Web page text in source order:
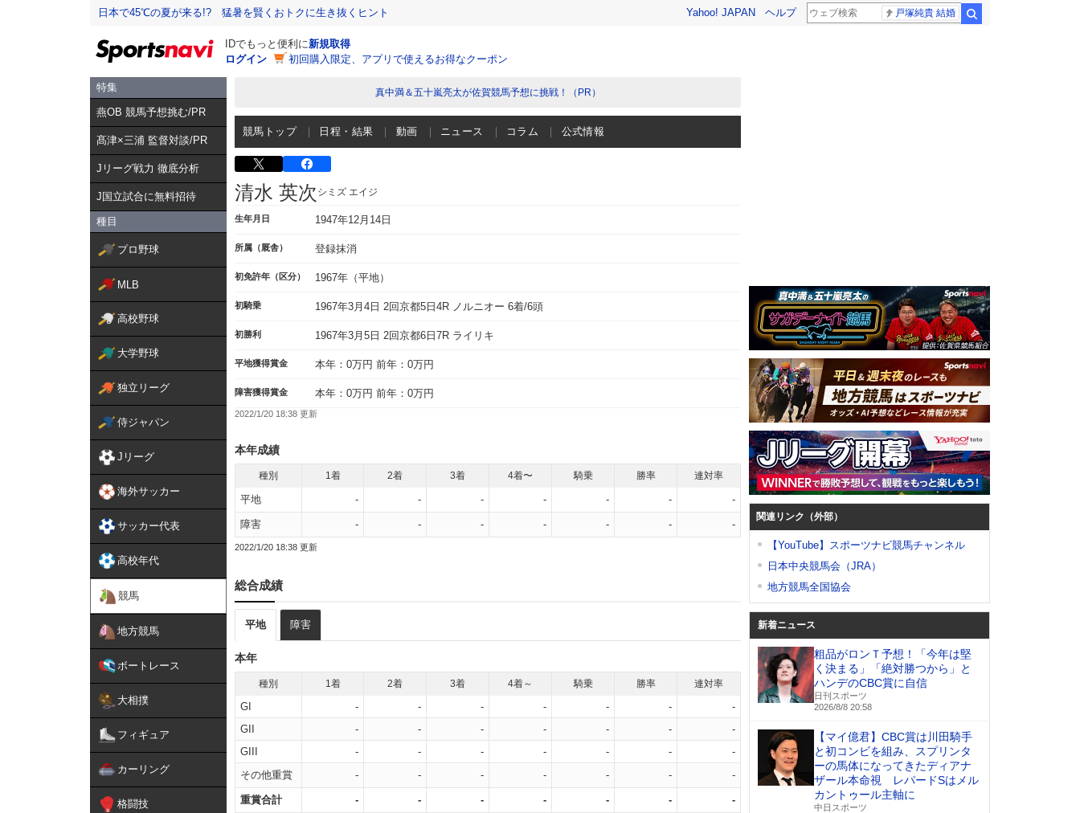
日本で45℃の夏が来る!? 猛暑を賢くおトクに生き抜くヒント Yahoo! JAPAN ヘルプ 戸塚純貴 結婚
IDでもっと便利に新規取得
ログイン
初回購入限定、アプリで使えるお得なクーポン
特集
燕OB 競馬予想挑む/PR
髙津×三浦 監督対談/PR
Jリーグ戦力 徹底分析
J国立試合に無料招待
種目
プロ野球
MLB
高校野球
大学野球
独立リーグ
侍ジャパン
Jリーグ
海外サッカー
サッカー代表
高校年代
競馬
地方競馬
ボートレース
大相撲
フィギュア
カーリング
格闘技
真中満＆五十嵐亮太が佐賀競馬予想に挑戦！（PR）
競馬トップ 日程・結果 動画 ニュース コラム 公式情報
清水 英次 シミズ エイジ
生年月日 1947年12月14日
所属（厩舎） 登録抹消
初免許年（区分） 1967年（平地）
初騎乗 1967年3月4日 2回京都5日4R ノルニオー 6着/6頭
初勝利 1967年3月5日 2回京都6日7R ライリキ
平地獲得賞金 本年：0万円 前年：0万円
障害獲得賞金 本年：0万円 前年：0万円
2022/1/20 18:38 更新
本年成績
種別 1着 2着 3着 4着〜 騎乗 勝率 連対率
平地 - - - - - - -
障害 - - - - - - -
2022/1/20 18:38 更新
総合成績
平地 障害
本年
種別 1着 2着 3着 4着～ 騎乗 勝率 連対率
GI - - - - - -
-
GII
- - - - - -
-
GIII
- - - - - -
-
その他重賞
- - - - - - -
重賞合計 - - - - - - -
関連リンク（外部）
【YouTube】スポーツナビ競馬チャンネル
日本中央競馬会（JRA）
地方競馬全国協会
新着ニュース
粗品がロンＴ予想！「今年は堅
く決まる」「絶対勝つから」と
ハンデのCBC賞に自信
日刊スポーツ
2026/8/8 20:58
【マイ億君】CBC賞は川田騎手
と初コンビを組み、スプリンタ
ーの馬体になってきたディアナ
ザール本命視 レパードSはメル
カントゥール主軸に
中日スポーツ